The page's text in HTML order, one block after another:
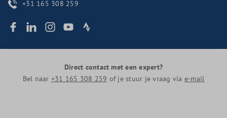
+31 165 308 259
Direct contact met een expert?
Bel naar +31 165 308 259 of je stuur je vraag via e-mail